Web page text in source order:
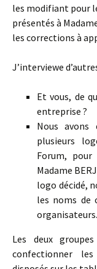
les modifiant pour
présentés à
les corrections à
J’interviewe
Et vous, de
entreprise ?
Nous
plusieurs
Forum,
Madame
logo décidé,
les noms de
organisateurs.
Les deux
confectionner